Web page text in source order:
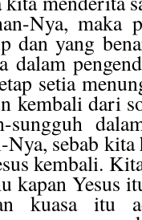
Nya, maka
dan yang
dalam
setia
kembali dari
Nya, sebab
kembali.
kapan Yesus
kuasa itu